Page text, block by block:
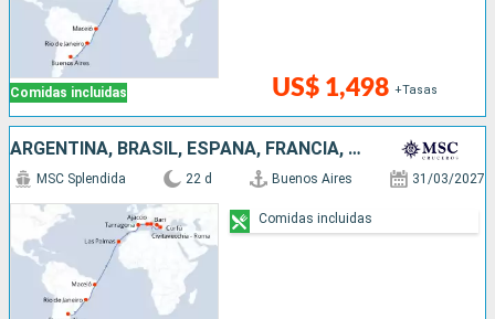
Comidas incluidas US$ 1,498 +Tasas
ARGENTINA, BRASIL, ESPAÑA, FRANCIA, GRECIA, ITALIA
MSC Splendida 22 d Buenos Aires 31/03/2027
Comidas incluidas